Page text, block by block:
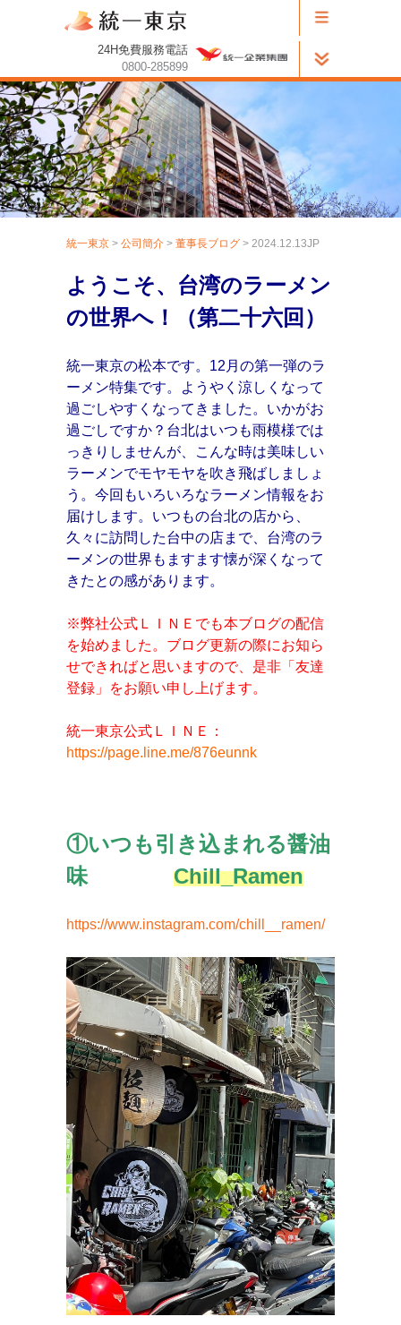
24H免費服務電話
0800-285899
統一東京 > 公司簡介 > 董事長ブログ > 2024.12.13JP
ようこそ、台湾のラーメン
の世界へ！（第二十六回）
統一東京の松本です。12月の第一弾のラ
ーメン特集です。ようやく涼しくなって
過ごしやすくなってきました。いかがお
過ごしですか？台北はいつも雨模様では
っきりしませんが、こんな時は美味しい
ラーメンでモヤモヤを吹き飛ばしましょ
う。今回もいろいろなラーメン情報をお
届けします。いつもの台北の店から、
久々に訪問した台中の店まで、台湾のラ
ーメンの世界もますます懐が深くなって
きたとの感があります。
※弊社公式ＬＩＮＥでも本ブログの配信
を始めました。ブログ更新の際にお知ら
せできればと思いますので、是非「友達
登録」をお願い申し上げます。
統一東京公式ＬＩＮＥ：
https://page.line.me/876eunnk
①いつも引き込まれる醤油
味 Chill_Ramen
https://www.instagram.com/chill__ramen/